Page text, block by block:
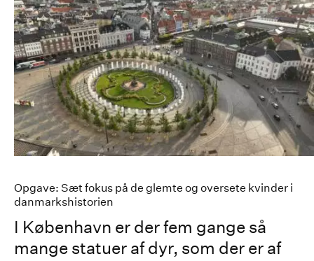
Opgave: Sæt fokus på de glemte og oversete kvinder i
danmarkshistorien
I København er der fem gange så
mange statuer af dyr, som der er af